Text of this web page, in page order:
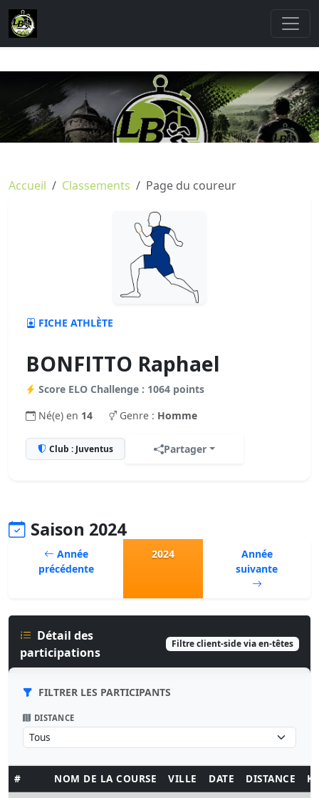
Accueil Classements Page du coureur
FICHE ATHLÈTE
BONFITTO Raphael
Score ELO Challenge : 1064 points
Né(e) en 14 Genre : Homme
Club : Juventus Partager
Saison 2024
Année
précédente
2024
Année
suivante
Détail des
participations
Filtre client-side via en-têtes
FILTRER LES PARTICIPANTS
DISTANCE
# NOM DE LA COURSE VILLE DATE DISTANCE